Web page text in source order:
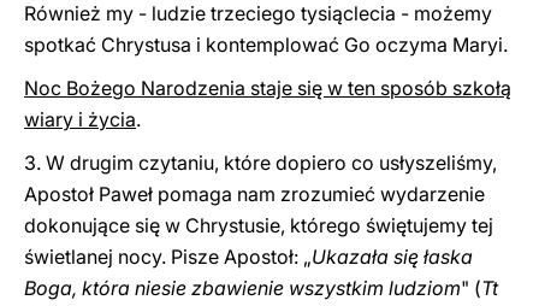
Również my - ludzie trzeciego tysiąclecia - możemy
spotkać Chrystusa i kontemplować Go oczyma Maryi.
Noc Bożego Narodzenia staje się w ten sposób szkołą
wiary i życia.
3. W drugim czytaniu, które dopiero co usłyszeliśmy,
Apostoł Paweł pomaga nam zrozumieć wydarzenie
dokonujące się w Chrystusie, którego świętujemy tej
świetlanej nocy. Pisze Apostoł: „Ukazała się łaska
Boga, która niesie zbawienie wszystkim ludziom" (Tt